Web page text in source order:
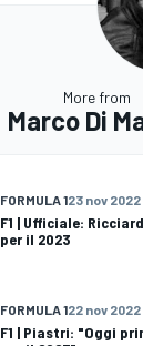
More from
Marco Di
FORMULA 123 nov 2022
F1 | Ufficiale:
per il 2023
FORMULA 122 nov 2022
F1 | Piastri: "Oggi